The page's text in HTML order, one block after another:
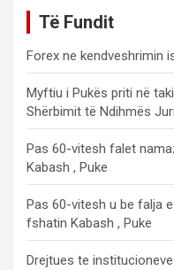
Të Fundit
Forex ne kendveshrimin
Myftiu i Pukës priti në
Shërbimit të Ndihmës
Pas 60-vitesh falet
Kabash , Puke
Pas 60-vitesh u be falja
fshatin Kabash , Puke
Drejtues te